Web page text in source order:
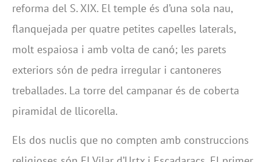
reforma del S. XIX. El temple és d’una sola nau,
flanquejada per quatre petites capelles laterals,
molt espaiosa i amb volta de canó; les parets
exteriors són de pedra irregular i cantoneres
treballades. La torre del campanar és de coberta
piramidal de llicorella.
Els dos nuclis que no compten amb construccions